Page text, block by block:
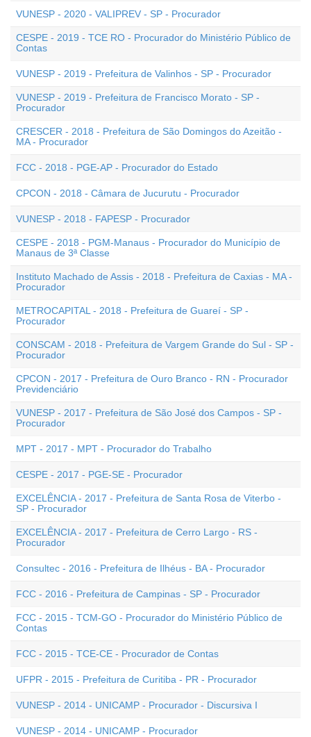
VUNESP - 2020 - VALIPREV - SP - Procurador
CESPE - 2019 - TCE RO - Procurador do Ministério Público de
Contas
VUNESP - 2019 - Prefeitura de Valinhos - SP - Procurador
VUNESP - 2019 - Prefeitura de Francisco Morato - SP -
Procurador
CRESCER - 2018 - Prefeitura de São Domingos do Azeitão -
MA - Procurador
FCC - 2018 - PGE-AP - Procurador do Estado
CPCON - 2018 - Câmara de Jucurutu - Procurador
VUNESP - 2018 - FAPESP - Procurador
CESPE - 2018 - PGM-Manaus - Procurador do Município de
Manaus de 3ª Classe
Instituto Machado de Assis - 2018 - Prefeitura de Caxias - MA -
Procurador
METROCAPITAL - 2018 - Prefeitura de Guareí - SP -
Procurador
CONSCAM - 2018 - Prefeitura de Vargem Grande do Sul - SP -
Procurador
CPCON - 2017 - Prefeitura de Ouro Branco - RN - Procurador
Previdenciário
VUNESP - 2017 - Prefeitura de São José dos Campos - SP -
Procurador
MPT - 2017 - MPT - Procurador do Trabalho
CESPE - 2017 - PGE-SE - Procurador
EXCELÊNCIA - 2017 - Prefeitura de Santa Rosa de Viterbo -
SP - Procurador
EXCELÊNCIA - 2017 - Prefeitura de Cerro Largo - RS -
Procurador
Consultec - 2016 - Prefeitura de Ilhéus - BA - Procurador
FCC - 2016 - Prefeitura de Campinas - SP - Procurador
FCC - 2015 - TCM-GO - Procurador do Ministério Público de
Contas
FCC - 2015 - TCE-CE - Procurador de Contas
UFPR - 2015 - Prefeitura de Curitiba - PR - Procurador
VUNESP - 2014 - UNICAMP - Procurador - Discursiva I
VUNESP - 2014 - UNICAMP - Procurador